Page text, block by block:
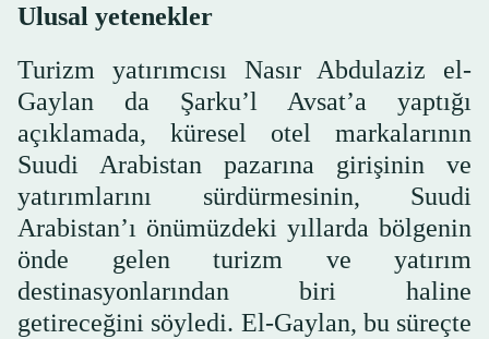
Ulusal yetenekler
Turizm yatırımcısı Nasır Abdulaziz el-
Gaylan da Şarku’l Avsat’a yaptığı
açıklamada, küresel otel markalarının
Suudi Arabistan pazarına girişinin ve
yatırımlarını sürdürmesinin, Suudi
Arabistan’ı önümüzdeki yıllarda bölgenin
önde gelen turizm ve yatırım
destinasyonlarından biri haline
getireceğini söyledi. El-Gaylan, bu süreçte